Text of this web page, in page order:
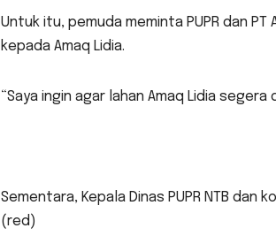
Untuk itu, pemuda meminta PUPR dan
kepada Amaq Lidia.
“Saya ingin agar lahan Amaq Lidia
Sementara, Kepala Dinas PUPR NTB
(red)